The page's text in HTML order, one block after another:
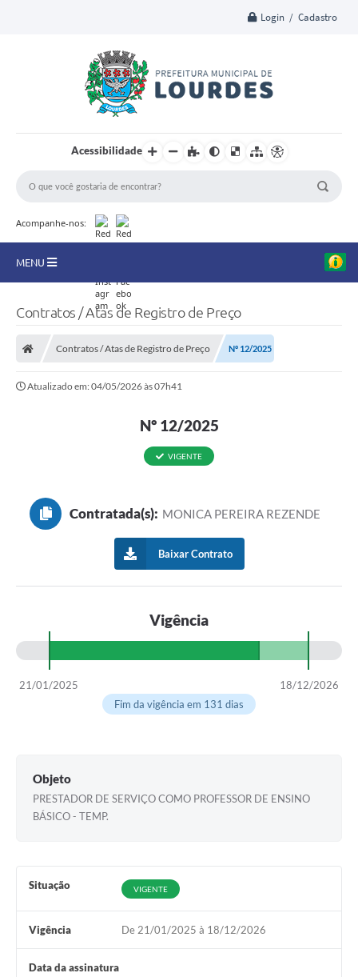
Login / Cadastro
Acessibilidade
Acompanhe-nos:
MENU
Telefones Úteis
Contato
REQUERIMENTO DE RESTITUIÇÃO DA TAXA DE INSCRIÇÃO
ORÇAMENTO PARTICIPATIVO MUNICIPAL 2025
Ouvidoria
SIAFIC
COMUS
Cadastro usuários de transporte para Trabalho
Arquivos para Download
Contratos / Atas de Registro de Preço
Contratos / Atas de Registro de Preço Nº 12/2025
Atualizado em: 04/05/2026 às 07h41
Nº 12/2025
VIGENTE
Contratada(s): MONICA PEREIRA REZENDE
Baixar Contrato
Vigência
21/01/2025
18/12/2026
Fim da vigência em 131 dias
Objeto
PRESTADOR DE SERVIÇO COMO PROFESSOR DE ENSINO
BÁSICO - TEMP.
Situação VIGENTE
Vigência De 21/01/2025 à 18/12/2026
Data da assinatura